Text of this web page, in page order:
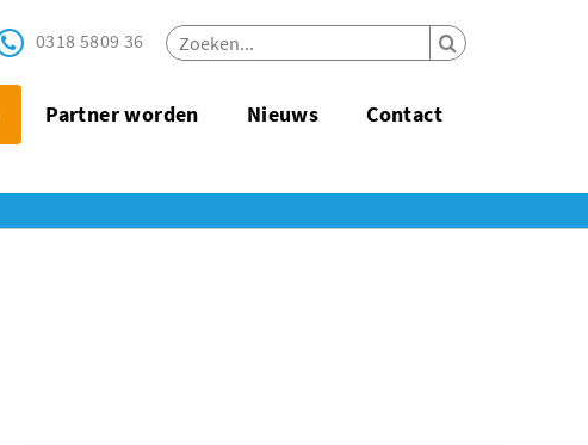
0318 5809 36
Partner worden Nieuws Contact